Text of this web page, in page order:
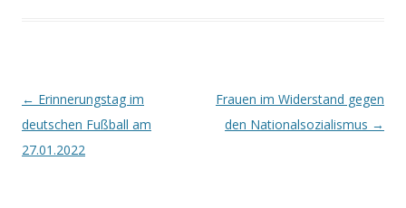
Beitrags-
Navigation
← Erinnerungstag im
deutschen Fußball am
27.01.2022
Frauen im Widerstand gegen
den Nationalsozialismus →